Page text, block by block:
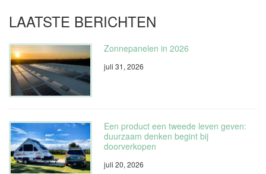
LAATSTE BERICHTEN
Zonnepanelen in 2026
juli 31, 2026
Een product een tweede leven geven:
duurzaam denken begint bij
doorverkopen
juli 20, 2026